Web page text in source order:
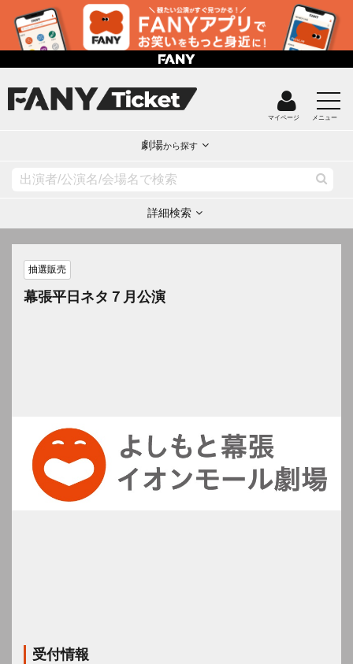
マイページ メニュー
劇場から探す
詳細検索
抽選販売
幕張平日ネタ７月公演
受付情報